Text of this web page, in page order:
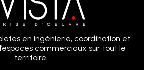
en ingénierie, coordination et
commerciaux sur tout le
territoire.